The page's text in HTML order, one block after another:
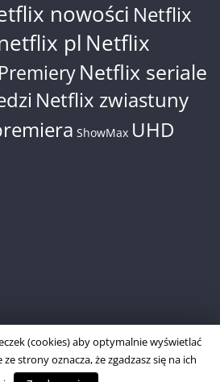
nowości Netflix
pl Netflix
Netflix seriale
Netflix zwiastuny
ShowMax UHD
(cookies) aby optymalnie wyświetlać
strony oznacza, że zgadzasz się na ich